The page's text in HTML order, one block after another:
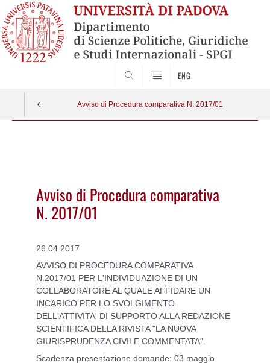
ENG
Avviso di Procedura comparativa N. 2017/01
Avviso di Procedura comparativa
N. 2017/01
26.04.2017
AVVISO DI PROCEDURA COMPARATIVA
N.2017/01 PER L'INDIVIDUAZIONE DI UN
COLLABORATORE AL QUALE AFFIDARE UN
INCARICO PER LO SVOLGIMENTO
DELL'ATTIVITA' DI SUPPORTO ALLA REDAZIONE
SCIENTIFICA DELLA RIVISTA "LA NUOVA
GIURISPRUDENZA CIVILE COMMENTATA".
Scadenza presentazione domande: 03 maggio